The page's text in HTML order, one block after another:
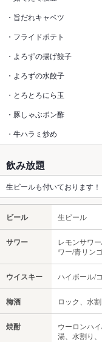
・旨だれキャベツ
・フライドポテト
・よろずの揚げ餃子
・よろずの水餃子
・とろとろにら玉
・豚しゃぶポン酢
・牛ハラミ炒め
飲み放題
生ビールも付いております！
ビール 生ビール
サワー
レモンサワ
ワー/青リン
ウイスキー ハイボール/
梅酒 ロック、水
焼酎
ウーロンハ
湯、水割り